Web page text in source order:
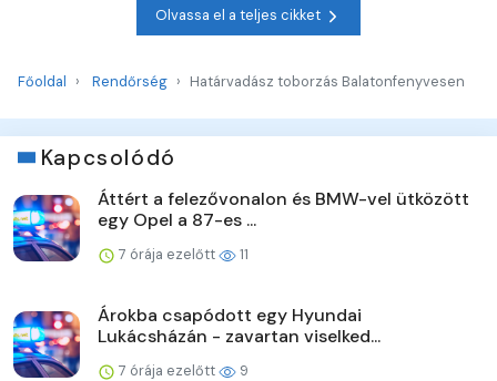
Olvassa el a teljes cikket
Főoldal Rendőrség Határvadász toborzás Balatonfenyvesen
Kapcsolódó
Áttért a felezővonalon és BMW-vel ütközött
egy Opel a 87-es ...
7 órája ezelőtt 11
Árokba csapódott egy Hyundai
Lukácsházán - zavartan viselked...
7 órája ezelőtt 9